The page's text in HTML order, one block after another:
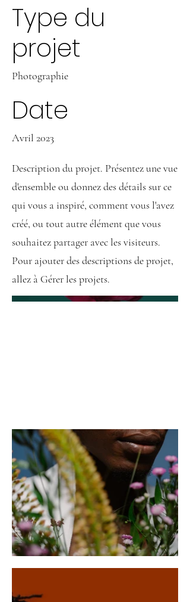
Type du
projet
Photographie
Date
Avril 2023
Description du projet. Présentez une vue
d'ensemble ou donnez des détails sur ce
qui vous a inspiré, comment vous l'avez
créé, ou tout autre élément que vous
souhaitez partager avec les visiteurs.
Pour ajouter des descriptions de projet,
allez à Gérer les projets.